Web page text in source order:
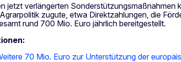
jetzt verlängerten
zugute, etwa Direktzahlungen, die
rund 700 Mio. Euro jährlich bereitgestellt.
70 Mio. Euro zur Unterstützung der